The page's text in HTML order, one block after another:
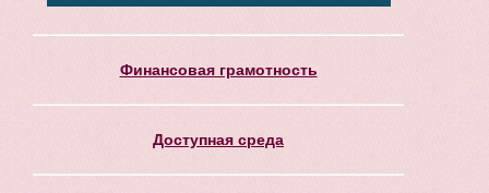
Финансовая грамотность
Доступная среда